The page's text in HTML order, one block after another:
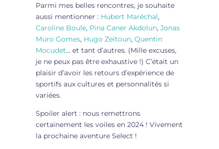
Parmi mes belles rencontres, je souhaite
aussi mentionner : Hubert Maréchal,
Caroline Boule, Pina Caner Akdolun, Jonas
Muro Gomes, Hugo Zeitoun, Quentin
Mocudet… et tant d’autres. (Mille excuses,
je ne peux pas être exhaustive !) C’était un
plaisir d’avoir les retours d’expérience de
sportifs aux cultures et personnalités si
variées.
Spoiler alert : nous remettrons
certainement les voiles en 2024 ! Vivement
la prochaine aventure Select !